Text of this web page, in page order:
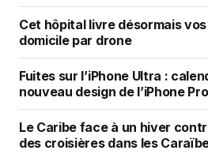
Cet hôpital livre désormais
domicile par drone
Fuites sur l’iPhone Ultra :
nouveau design de l’iPhone
Le Caribe face à un hiver
des croisières dans les